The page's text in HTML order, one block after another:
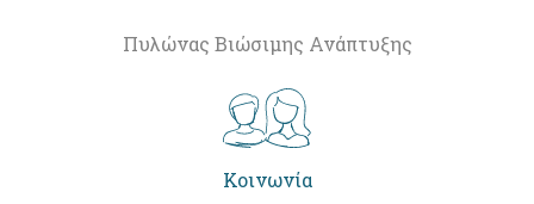
Πυλώνας Βιώσιμης Ανάπτυξης
Κοινωνία